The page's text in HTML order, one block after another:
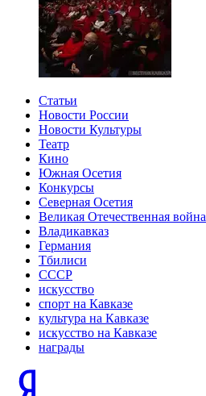
Статьи
Новости России
Новости Культуры
Театр
Кино
Южная Осетия
Конкурсы
Северная Осетия
Великая Отечественная война
Владикавказ
Германия
Тбилиси
СССР
искусство
спорт на Кавказе
культура на Кавказе
искусство на Кавказе
награды